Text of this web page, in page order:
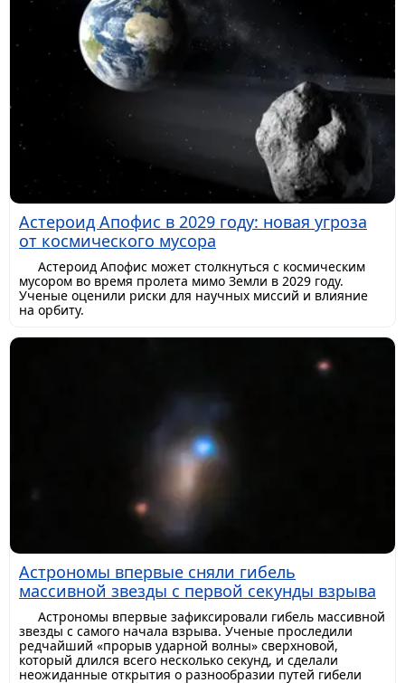
Астероид Апофис в 2029 году: новая угроза
от космического мусора
Астероид Апофис может столкнуться с космическим
мусором во время пролета мимо Земли в 2029 году.
Ученые оценили риски для научных миссий и влияние
на орбиту.
Астрономы впервые сняли гибель
массивной звезды с первой секунды взрыва
Астрономы впервые зафиксировали гибель массивной
звезды с самого начала взрыва. Ученые проследили
редчайший «прорыв ударной волны» сверхновой,
который длился всего несколько секунд, и сделали
неожиданные открытия о разнообразии путей гибели